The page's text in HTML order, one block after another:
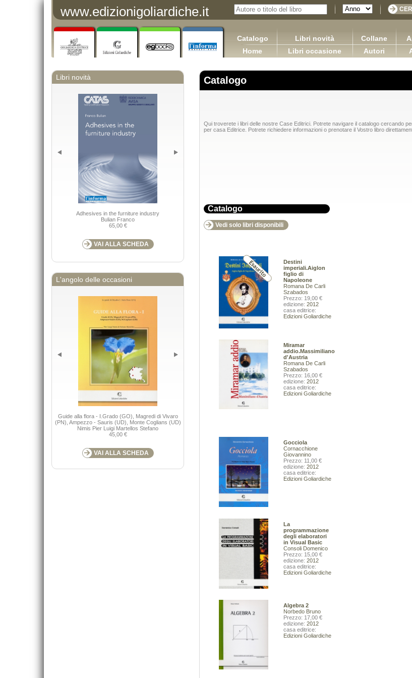
www.edizionigoliardiche.it
Catalogo
Home
Libri novità
Libri occasione
Collane
Autori
Libri novità
Adhesives in the furniture industry
Bulian Franco
65,00 €
VAI ALLA SCHEDA
Sretan Put!
Pugliese Ginevra
40,00 €
Le società a responsabilità limitata in
L'angolo delle occasioni
Guide alla flora - I.Grado (GO), Magredi di Vivaro
(PN), Ampezzo - Sauris (UD), Monte Coglians (UD)
Nimis Pier Luigi Martellos Stefano
45,00 €
VAI ALLA SCHEDA VAI ALLA SCHEDA
Catalogo
Qui troverete i libri delle nostre Case Editrici. Potrete navigare il catalogo cercando
per casa Editrice. Potrete richiedere informazioni o prenotare il Vostro libro
Catalogo
Vedi solo libri disponibili
Destini
imperiali.Aiglon
figlio di
Napoleone
Romana De Carli
Szabados
Prezzo: 19,00 €
edizione: 2012
casa editrice:
Edizioni Goliardiche
Miramar
addio.Massimiliano
d'Austria
Romana De Carli
Szabados
Prezzo: 16,00 €
edizione: 2012
casa editrice:
Edizioni Goliardiche
Gocciola
Cornacchione
Giovannino
Prezzo: 11,00 €
edizione: 2012
casa editrice:
Edizioni Goliardiche
La
programmazione
degli elaboratori
in Visual Basic
Consoli Domenico
Prezzo: 15,00 €
edizione: 2012
casa editrice:
Edizioni Goliardiche
Algebra 2
Norbedo Bruno
Prezzo: 17,00 €
edizione: 2012
casa editrice:
Edizioni Goliardiche